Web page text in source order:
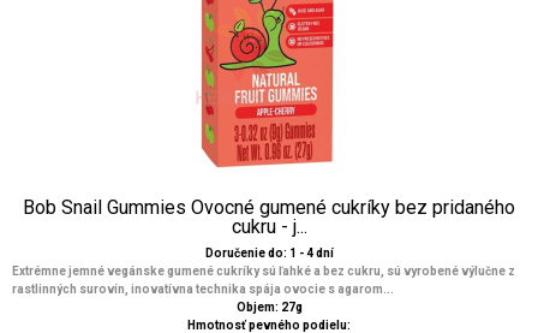
Bob Snail Gummies Ovocné gumené cukríky bez pridaného
cukru - j...
Doručenie do: 1 - 4 dní
Extrémne jemné vegánske gumené cukríky sú ľahké a bez cukru, sú vyrobené výlučne z
rastlinných surovín, inovatívna technika spája ovocie s agarom...
Objem: 27g
Hmotnosť pevného podielu: